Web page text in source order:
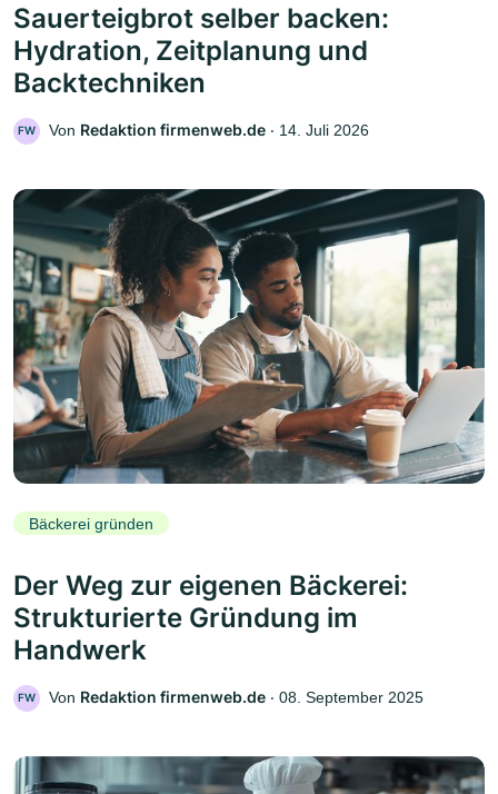
Sauerteigbrot selber backen:
Hydration, Zeitplanung und
Backtechniken
FW Von Redaktion firmenweb.de ‧ 14. Juli 2026
Bäckerei gründen
Der Weg zur eigenen Bäckerei:
Strukturierte Gründung im
Handwerk
FW Von Redaktion firmenweb.de ‧ 08. September 2025